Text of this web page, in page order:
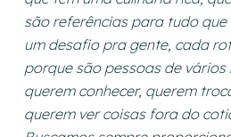
são referências para tudo que
um desafio pra gente, cada
porque são pessoas de vários
querem conhecer, querem
querem ver coisas fora do